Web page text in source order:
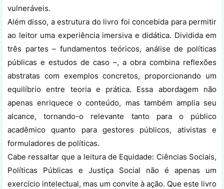
vulneráveis.
Além disso, a estrutura do livro foi concebida para permitir
ao leitor uma experiência imersiva e didática. Dividida em
três partes – fundamentos teóricos, análise de políticas
públicas e estudos de caso –, a obra combina reflexões
abstratas com exemplos concretos, proporcionando um
equilíbrio entre teoria e prática. Essa abordagem não
apenas enriquece o conteúdo, mas também amplia seu
alcance, tornando-o relevante tanto para o público
acadêmico quanto para gestores públicos, ativistas e
formuladores de políticas.
Cabe ressaltar que a leitura de Equidade: Ciências Sociais,
Políticas Públicas e Justiça Social não é apenas um
exercício intelectual, mas um convite à ação. Que este livro